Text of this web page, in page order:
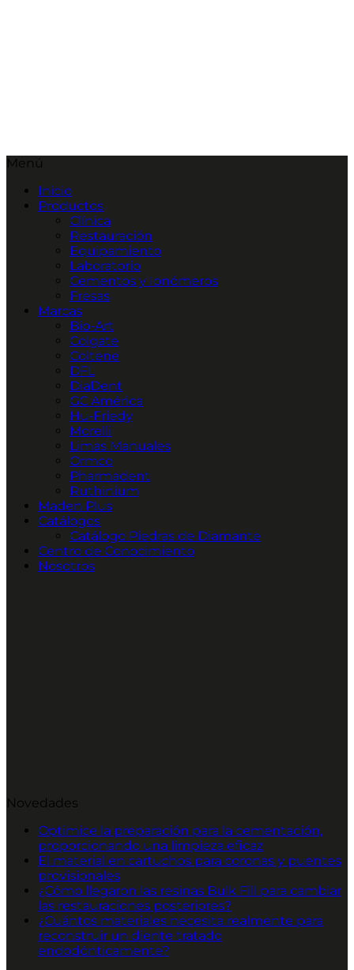
Menú
Inicio
Productos
Clínica
Restauración
Equipamiento
Laboratorio
Cementos y Ionómeros
Fresas
Marcas
Bio-Art
Colgate
Coltene
DFL
DiaDent
GC América
Hu-Friedy
Morelli
Limas Manuales
Ormco
Pharmadent
Ruthinium
Maden Plus
Catálogos
Catálogo Piedras de Diamante
Centro de Conocimiento
Nosotros
Novedades
Optimice la preparación para la cementación,
proporcionando una limpieza eficaz
El material en cartuchos para coronas y puentes
provisionales
¿Cómo llegaron las resinas Bulk Fill para cambiar
las restauraciones posteriores?
¿Cuántos materiales necesita realmente para
reconstruir un diente tratado
endodónticamente?